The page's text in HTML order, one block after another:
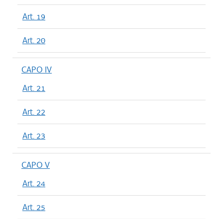
Art. 19
Art. 20
CAPO IV
Art. 21
Art. 22
Art. 23
CAPO V
Art. 24
Art. 25